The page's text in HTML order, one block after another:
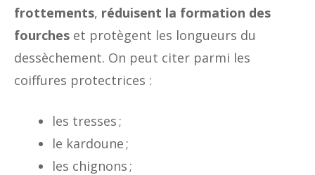
frottements, réduisent la formation des
fourches et protègent les longueurs du
dessèchement. On peut citer parmi les
coiffures protectrices :
les tresses ;
le kardoune ;
les chignons ;